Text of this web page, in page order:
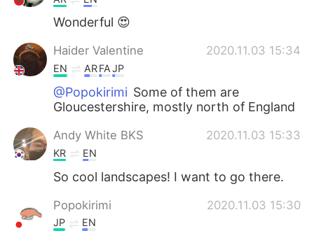
Wonderful 😍
Haider Valentine 2020.11.03 15:34
EN ARFAJP
@Popokirimi Some of them are
Gloucestershire, mostly north of England
Andy White BKS 2020.11.03 15:33
KR EN
So cool landscapes! I want to go there.
Popokirimi 2020.11.03 15:30
JP EN